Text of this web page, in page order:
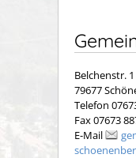
Belchenstr. 1
79677
Telefon
Fax 07673
E-Mail